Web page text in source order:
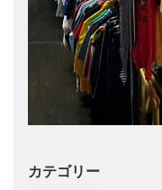
カテゴリー